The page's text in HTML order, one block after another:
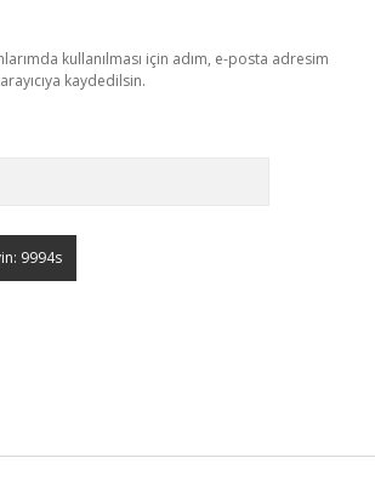
kullanılması için adım, e-posta adresim
kaydedilsin.